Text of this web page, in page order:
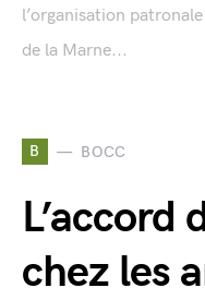
l’organisation
de la Marne...
B BOCC
L’accord
chez les